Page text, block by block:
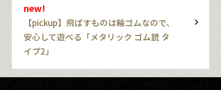
new!
【pickup】飛ばすものは輪ゴムなので、
安心して遊べる「メタリック ゴム銃 タ
イプ2」